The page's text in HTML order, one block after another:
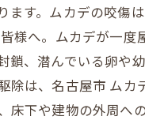
ます。ムカデの咬傷
様へ。ムカデが一
鎖、潜んでいる卵や
除は、名古屋市 ム
床下や建物の外周へ